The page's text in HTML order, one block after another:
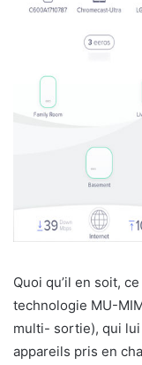
Quoi qu’il en soit,
technologie MU-
multi- sortie), qui
appareils pris en